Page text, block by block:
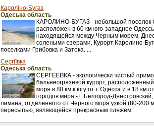
Кароліно-Бугаз
Одеська область
КАРОЛИНО-БУГАЗ - небольшой поселок
расположен в 60 км юго-западнее
находящейся между Черным морем,
солеными озерами. Курорт Каролино-
поселками Грибовка и Затока. ...
Сергіївка
Одеська область
СЕРГЕЕВКА - экологически чистый
бальнеогрязевой курорт,
моря в 80 км к югу от г. Одесса и в 18 км
городов мира - г. Белгород-
лимана, отделенного от Черного моря узкой (80-200
пересыпью, являющейся прекрасным пляжем.